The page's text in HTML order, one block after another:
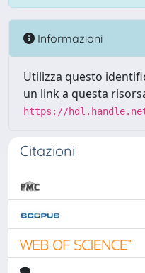
Informazioni
Utilizza questo
un link a questa
https://
Citazioni